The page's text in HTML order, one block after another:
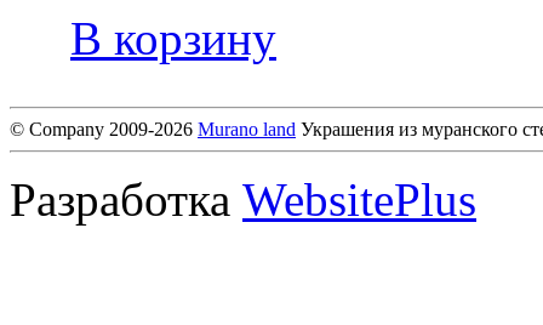
В корзину
© Company 2009-2026 Murano land Украшения из муранского
Разработка WebsitePlus